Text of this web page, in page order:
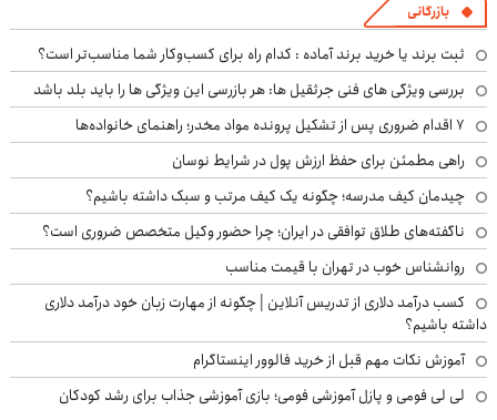
بازرگانی
ثبت برند یا خرید برند آماده : کدام راه برای کسب‌وکار شما مناسب‌تر است؟
بررسی ویژگی های فنی جرثقیل ها: هر بازرسی این ویژگی ها را باید بلد باشد
۷ اقدام ضروری پس از تشکیل پرونده مواد مخدر؛ راهنمای خانواده‌ها
راهی مطمئن برای حفظ ارزش پول در شرایط نوسان
چیدمان کیف مدرسه؛ چگونه یک کیف مرتب و سبک داشته باشیم؟
ناگفته‌های طلاق توافقی در ایران؛ چرا حضور وکیل متخصص ضروری است؟
روانشناس خوب در تهران با قیمت مناسب
کسب درآمد دلاری از تدریس آنلاین | چگونه از مهارت زبان خود درآمد دلاری
داشته باشیم؟
آموزش نکات مهم قبل از خرید فالوور اینستاگرام
لی لی فومی و پازل آموزشی فومی؛ بازی آموزشی جذاب برای رشد کودکان